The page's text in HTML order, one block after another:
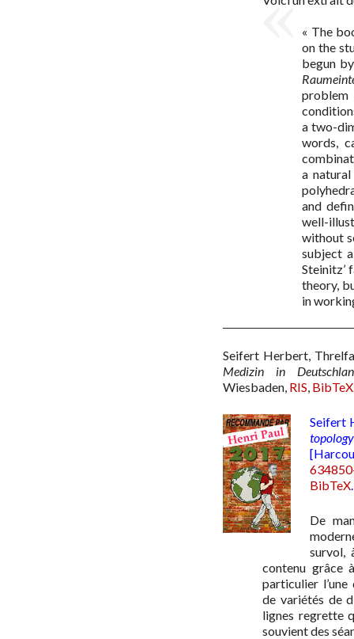
« The
on the
begun
problem
a two-
words,
a
and
well-
without
subject
Steinitz’
theory,
in
Seifert Herbert,
Medizin in
Wiesbaden RIS BibTeX
Seifert
topology
BibTeX
De
survol,
contenu grâce
particulier
de variétés de
lignes regrette
souvient des